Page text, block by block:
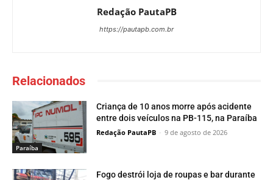
Redação PautaPB
https://pautapb.com.br
Relacionados
Paraí­ba
Criança de 10 anos morre após acidente
entre dois veículos na PB-115, na Paraíba
Redação PautaPB - 9 de agosto de 2026
Fogo destrói loja de roupas e bar durante